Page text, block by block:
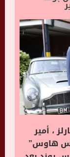
، أمير
هاوس”